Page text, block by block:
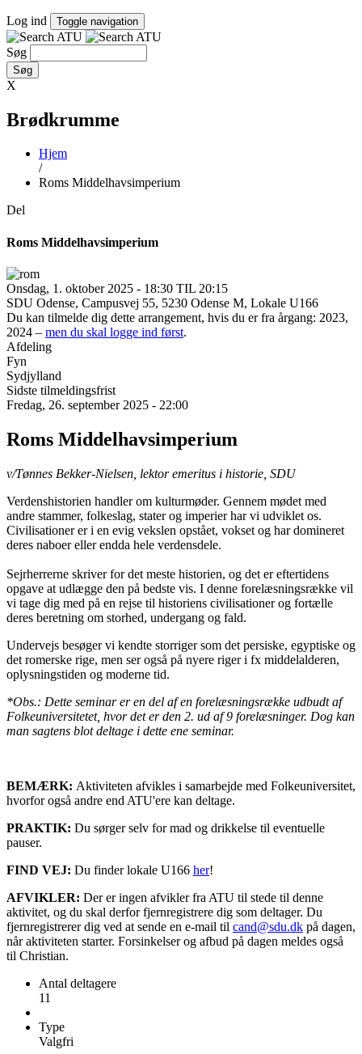
Log ind Toggle navigation
Søg
X
Brødkrumme
Hjem
/
Roms Middelhavsimperium
Del
Roms Middelhavsimperium
Onsdag, 1. oktober 2025 - 18:30 TIL 20:15
SDU Odense, Campusvej 55, 5230 Odense M, Lokale U166
Du kan tilmelde dig dette arrangement, hvis du er fra årgang: 2023,
2024 – men du skal logge ind først.
Afdeling
Fyn
Sydjylland
Sidste tilmeldingsfrist
Fredag, 26. september 2025 - 22:00
Roms Middelhavsimperium
v/Tønnes Bekker-Nielsen, lektor emeritus i historie, SDU
Verdenshistorien handler om kulturmøder. Gennem mødet med
andre stammer, folkeslag, stater og imperier har vi udviklet os.
Civilisationer er i en evig vekslen opstået, vokset og har domineret
deres naboer eller endda hele verdensdele.
Sejrherrerne skriver for det meste historien, og det er eftertidens
opgave at udlægge den på bedste vis. I denne forelæsningsrække vil
vi tage dig med på en rejse til historiens civilisationer og fortælle
deres beretning om storhed, undergang og fald.
Undervejs besøger vi kendte storriger som det persiske, egyptiske og
det romerske rige, men ser også på nyere riger i fx middelalderen,
oplysningstiden og moderne tid.
*Obs.: Dette seminar er en del af en forelæsningsrække udbudt af
Folkeuniversitetet, hvor det er den 2. ud af 9 forelæsninger. Dog kan
man sagtens blot deltage i dette ene seminar.
BEMÆRK: Aktiviteten afvikles i samarbejde med Folkeuniversitet,
hvorfor også andre end ATU'ere kan deltage.
PRAKTIK: Du sørger selv for mad og drikkelse til eventuelle
pauser.
FIND VEJ: Du finder lokale U166 her!
AFVIKLER: Der er ingen afvikler fra ATU til stede til denne
aktivitet, og du skal derfor fjernregistrere dig som deltager. Du
fjernregistrerer dig ved at sende en e-mail til cand@sdu.dk på dagen,
når aktiviteten starter. Forsinkelser og afbud på dagen meldes også
til Christian.
Antal deltagere
11
Type
Valgfri